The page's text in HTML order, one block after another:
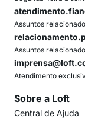
Assuntos
Assuntos
Atendimento
Sobre a Loft
Central de Ajuda